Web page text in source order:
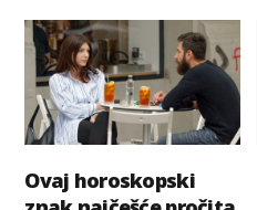
Ovaj horoskopski